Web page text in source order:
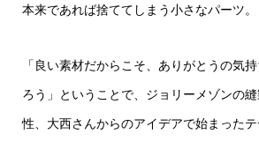
本来であれば捨ててしまう小さなパーツ。
「良い素材だからこそ、ありがとうの気
ろう」ということで、ジョリーメゾンの
性、大西さんからのアイデアで始まったテ